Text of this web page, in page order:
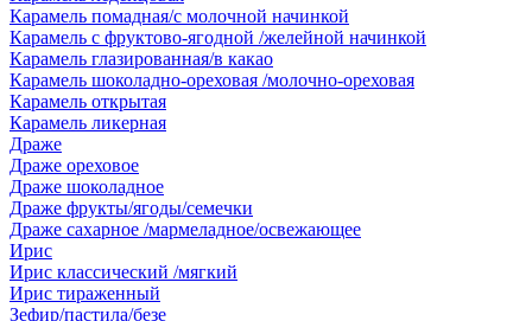
Карамель помадная/с молочной начинкой
Карамель с фруктово-ягодной /желейной начинкой
Карамель глазированная/в какао
Карамель шоколадно-ореховая /молочно-ореховая
Карамель открытая
Карамель ликерная
Драже
Драже ореховое
Драже шоколадное
Драже фрукты/ягоды/семечки
Драже сахарное /мармеладное/освежающее
Ирис
Ирис классический /мягкий
Ирис тираженный
Зефир/пастила/безе